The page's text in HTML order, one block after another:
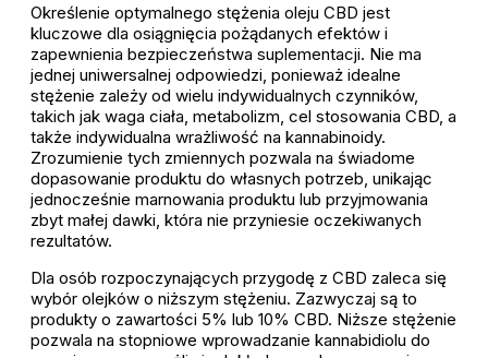
Określenie optymalnego stężenia oleju CBD jest
kluczowe dla osiągnięcia pożądanych efektów i
zapewnienia bezpieczeństwa suplementacji. Nie ma
jednej uniwersalnej odpowiedzi, ponieważ idealne
stężenie zależy od wielu indywidualnych czynników,
takich jak waga ciała, metabolizm, cel stosowania CBD, a
także indywidualna wrażliwość na kannabinoidy.
Zrozumienie tych zmiennych pozwala na świadome
dopasowanie produktu do własnych potrzeb, unikając
jednocześnie marnowania produktu lub przyjmowania
zbyt małej dawki, która nie przyniesie oczekiwanych
rezultatów.
Dla osób rozpoczynających przygodę z CBD zaleca się
wybór olejków o niższym stężeniu. Zazwyczaj są to
produkty o zawartości 5% lub 10% CBD. Niższe stężenie
pozwala na stopniowe wprowadzanie kannabidiolu do